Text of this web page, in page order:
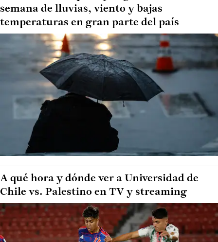
semana de lluvias, viento y bajas
temperaturas en gran parte del país
A qué hora y dónde ver a Universidad de
Chile vs. Palestino en TV y streaming